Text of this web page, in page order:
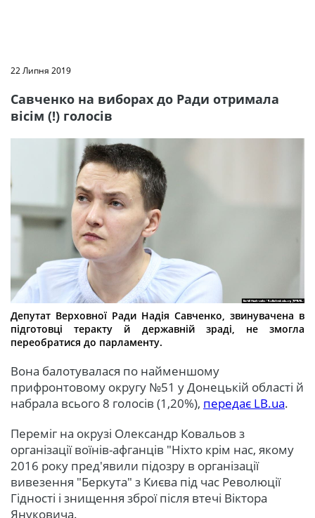
22 Липня 2019
Савченко на виборах до Ради отримала
вісім (!) голосів
Депутат Верховної Ради Надія Савченко, звинувачена в
підготовці теракту й державній зраді, не змогла
переобратися до парламенту.
Вона балотувалася по найменшому
прифронтовому округу №51 у Донецькій області й
набрала всього 8 голосів (1,20%), передає LB.ua.
Переміг на окрузі Олександр Ковальов з
організації воїнів-афганців "Ніхто крім нас, якому
2016 року пред'явили підозру в організації
вивезення "Беркута" з Києва під час Революції
Гідності і знищення зброї після втечі Віктора
Януковича.